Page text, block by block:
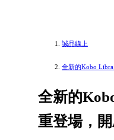
誠品線上
全新的Kobo
全新的
重登場，